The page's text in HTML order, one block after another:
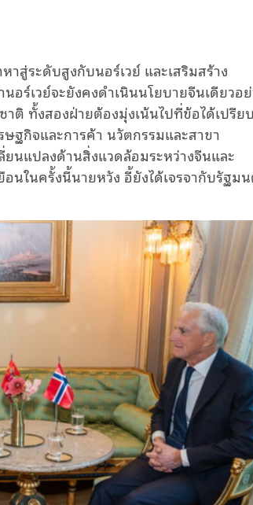
าสู่ระดับสูงกับนอร์เวย์ และเสริมสร้าง
นอร์เวย์จะยังคงดําเนินนโยบายจีนเดียวอ
าติ ทั้งสองฝ่ายต้องมุ่งเน้นไปที่ข้อได้เปรียบ
ฐกิจและการค้า นวัตกรรมและสาขา
ยนแปลงด้านสิ่งแวดล้อมระหว่างจีนและ
อนในครั้งนี้นายหวัง อี้ยังได้เจรจากับรัฐม